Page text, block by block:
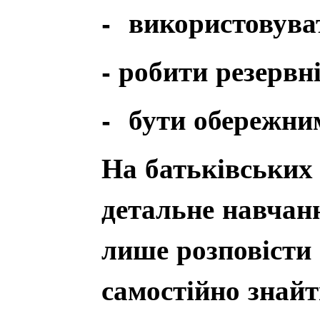
-
- робити
- бути
На батьківських
детальне
лише
самостійно